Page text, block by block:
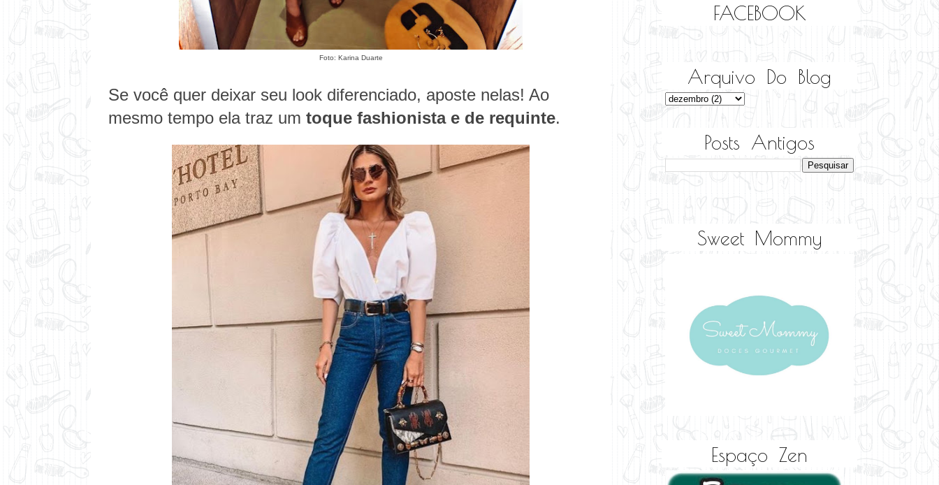
Foto: Karina Duarte
Se você quer deixar seu look diferenciado, aposte nelas! Ao
mesmo tempo ela traz um toque fashionista e de requinte.
FACEBOOK
Arquivo Do Blog
Posts Antigos
Sweet Mommy
Espaço Zen